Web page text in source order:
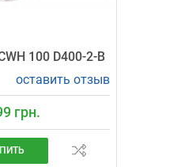
100 D400-2-B
оставить отзыв
грн.